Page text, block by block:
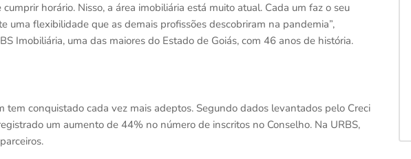
horário. Nisso, a área imobiliária está muito atual. Cada um faz o seu
uma flexibilidade que as demais profissões descobriram na pandemia”,
Imobiliária, uma das maiores do Estado de Goiás, com 46 anos de história.
tem conquistado cada vez mais adeptos. Segundo dados levantados pelo Creci
um aumento de 44% no número de inscritos no Conselho. Na URBS,